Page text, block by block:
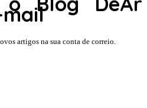
artigos na sua conta de correio.